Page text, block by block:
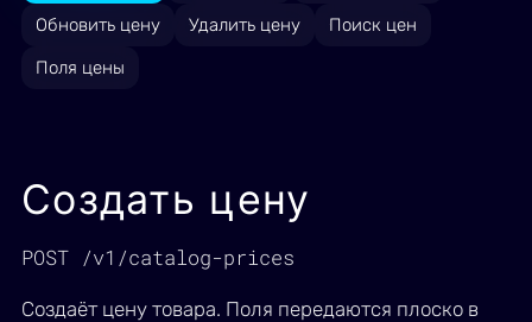
Обновить цену
Удалить цену
Поиск цен
Поля цены
Создать цену
POST /v1/catalog-prices
Создаёт цену товара. Поля передаются плоско в